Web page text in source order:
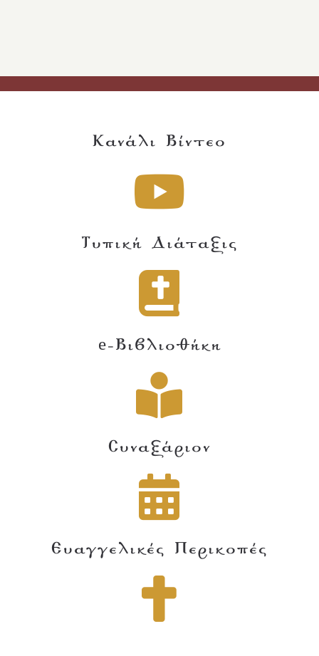
Κανάλι Βίντεο
Τυπική Διάταξις
e-Βιβλιοθήκη
Συναξάριον
Ευαγγελικές Περικοπές